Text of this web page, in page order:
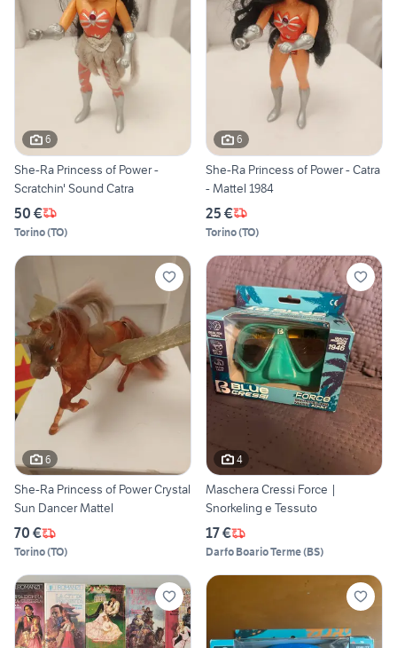
6
She-Ra Princess of Power -
Scratchin' Sound Catra
50 €
Torino(TO)
6
She-Ra Princess of Power - Catra
- Mattel 1984
25 €
Torino(TO)
6
She-Ra Princess of Power Crystal
Sun Dancer Mattel
70 €
Torino(TO)
4
Maschera Cressi Force |
Snorkeling e Tessuto
17 €
Darfo Boario Terme(BS)